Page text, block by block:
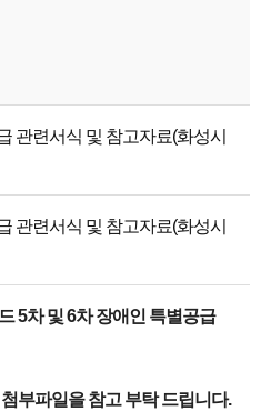
관련서식 및 참고자료(화성시
관련서식 및 참고자료(화성시
5차 및 6차 장애인 특별공급
부파일을 참고 부탁 드립니다.